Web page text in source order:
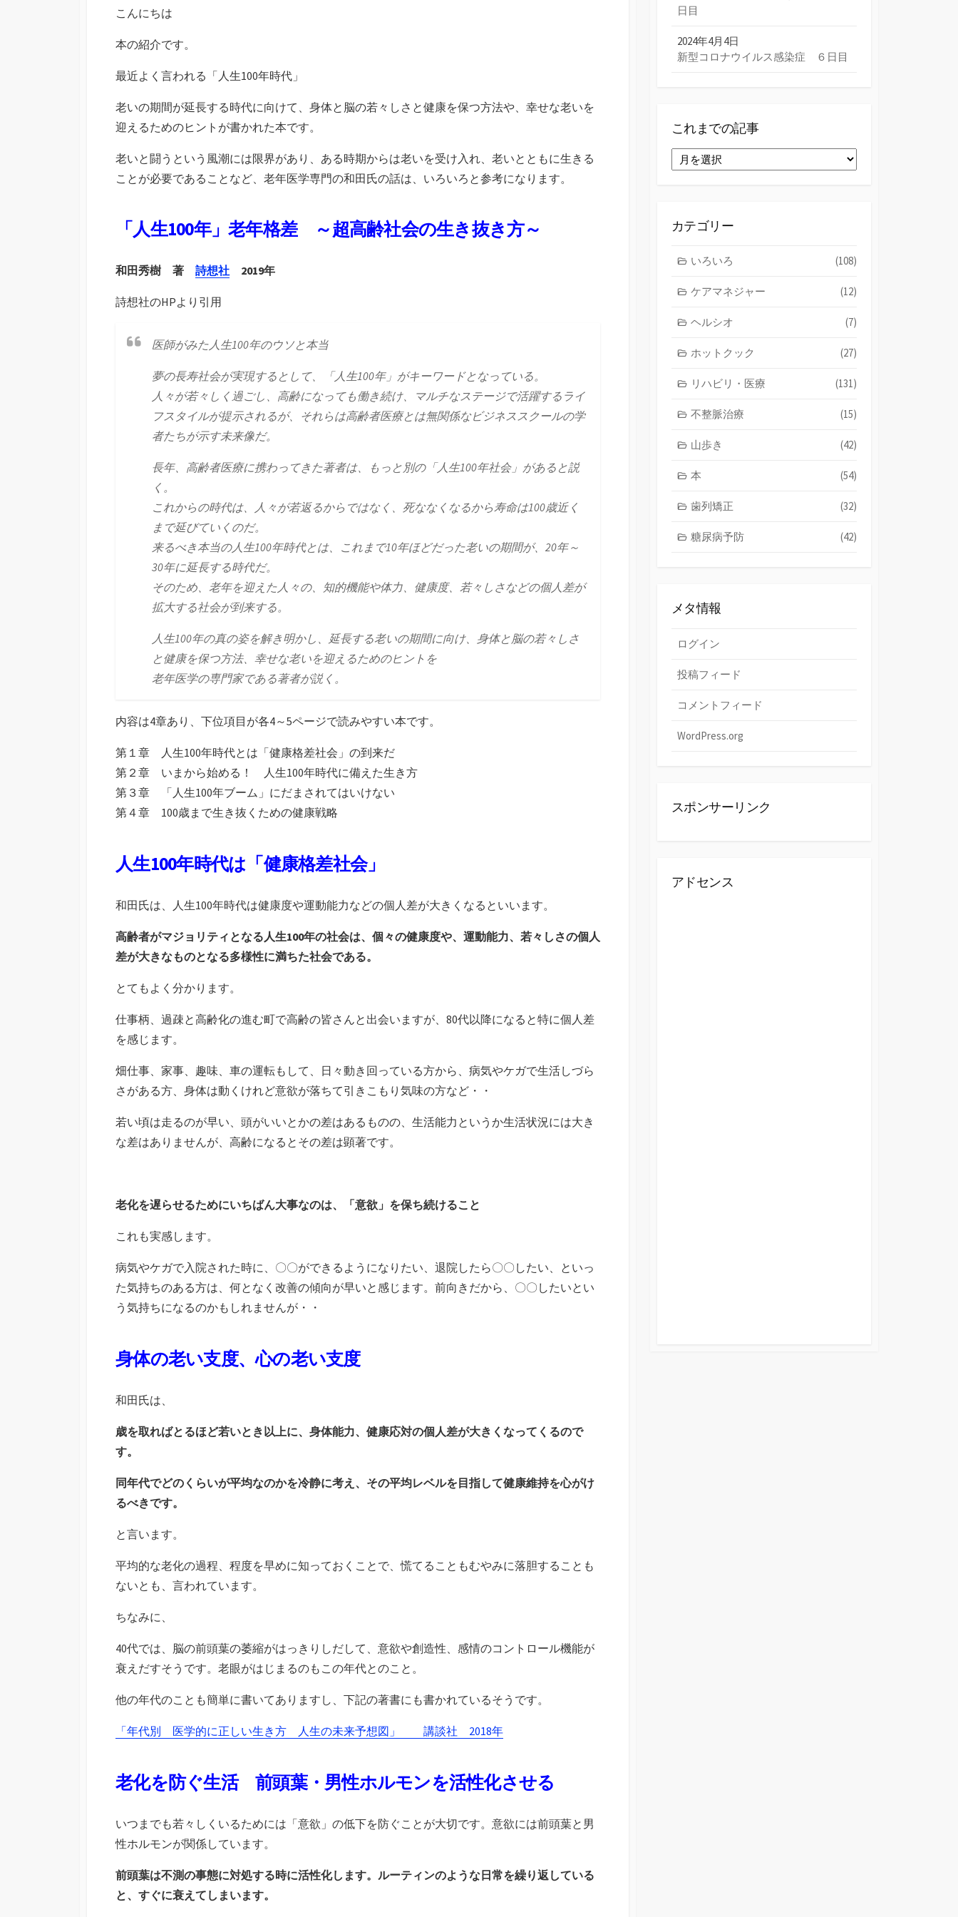
こんにちは
本の紹介です。
最近よく言われる「人生100年時代」
老いの期間が延長する時代に向けて、身体と脳の若々しさと健康を保つ方法や、幸せな老いを
迎えるためのヒントが書かれた本です。
老いと闘うという風潮には限界があり、ある時期からは老いを受け入れ、老いとともに生きる
ことが必要であることなど、老年医学専門の和田氏の話は、いろいろと参考になります。
「人生100年」老年格差 ～超高齢社会の生き抜き方～
和田秀樹 著 詩想社 2019年
詩想社のHPより引用
医師がみた人生100年のウソと本当
夢の長寿社会が実現するとして、「人生100年」がキーワードとなっている。
人々が若々しく過ごし、高齢になっても働き続け、マルチなステージで活躍するライ
フスタイルが提示されるが、それらは高齢者医療とは無関係なビジネススクールの学
者たちが示す未来像だ。
長年、高齢者医療に携わってきた著者は、もっと別の「人生100年社会」があると説
く。
これからの時代は、人々が若返るからではなく、死ななくなるから寿命は100歳近く
まで延びていくのだ。
来るべき本当の人生100年時代とは、これまで10年ほどだった老いの期間が、20年～
30年に延長する時代だ。
そのため、老年を迎えた人々の、知的機能や体力、健康度、若々しさなどの個人差が
拡大する社会が到来する。
人生100年の真の姿を解き明かし、延長する老いの期間に向け、身体と脳の若々しさ
と健康を保つ方法、幸せな老いを迎えるためのヒントを
老年医学の専門家である著者が説く。
内容は4章あり、下位項目が各4～5ページで読みやすい本です。
第１章 人生100年時代とは「健康格差社会」の到来だ
第２章 いまから始める！ 人生100年時代に備えた生き方
第３章 「人生100年ブーム」にだまされてはいけない
第４章 100歳まで生き抜くための健康戦略
人生100年時代は「健康格差社会」
和田氏は、人生100年時代は健康度や運動能力などの個人差が大きくなるといいます。
高齢者がマジョリティとなる人生100年の社会は、個々の健康度や、運動能力、若々しさの個人
差が大きなものとなる多様性に満ちた社会である。
とてもよく分かります。
仕事柄、過疎と高齢化の進む町で高齢の皆さんと出会いますが、80代以降になると特に個人差
を感じます。
畑仕事、家事、趣味、車の運転もして、日々動き回っている方から、病気やケガで生活しづら
さがある方、身体は動くけれど意欲が落ちて引きこもり気味の方など・・
若い頃は走るのが早い、頭がいいとかの差はあるものの、生活能力というか生活状況には大き
な差はありませんが、高齢になるとその差は顕著です。
老化を遅らせるためにいちばん大事なのは、「意欲」を保ち続けること
これも実感します。
病気やケガで入院された時に、〇〇ができるようになりたい、退院したら〇〇したい、といっ
た気持ちのある方は、何となく改善の傾向が早いと感じます。前向きだから、〇〇したいとい
う気持ちになるのかもしれませんが・・
身体の老い支度、心の老い支度
和田氏は、
歳を取ればとるほど若いとき以上に、身体能力、健康応対の個人差が大きくなってくるので
す。
同年代でどのくらいが平均なのかを冷静に考え、その平均レベルを目指して健康維持を心がけ
るべきです。
と言います。
平均的な老化の過程、程度を早めに知っておくことで、慌てることもむやみに落胆することも
ないとも、言われています。
ちなみに、
40代では、脳の前頭葉の萎縮がはっきりしだして、意欲や創造性、感情のコントロール機能が
衰えだすそうです。老眼がはじまるのもこの年代とのこと。
他の年代のことも簡単に書いてありますし、下記の著書にも書かれているそうです。
「年代別 医学的に正しい生き方 人生の未来予想図」 講談社 2018年
老化を防ぐ生活 前頭葉・男性ホルモンを活性化させる
いつまでも若々しくいるためには「意欲」の低下を防ぐことが大切です。意欲には前頭葉と男
性ホルモンが関係しています。
前頭葉は不測の事態に対処する時に活性化します。ルーティンのような日常を繰り返している
と、すぐに衰えてしまいます。
日目
2024年4月4日
新型コロナウイルス感染症 ６日目
これまでの記事
れ
記
カテゴリー
いろいろ (108)
ケアマネジャー (12)
ヘルシオ (7)
ホットクック (27)
リハビリ・医療 (131)
不整脈治療 (15)
山歩き (42)
本 (54)
歯列矯正 (32)
糖尿病予防 (42)
メタ情報
ログイン
投稿フィード
コメントフィード
WordPress.org
スポンサーリンク
アドセンス